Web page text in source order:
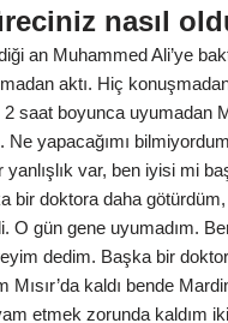
nasıl
an Muhammed Ali’ye
aktı. Hiç
saat boyunca uyumadan
Ne yapacağımı
yanlışlık var, ben iyisi mi
bir doktora daha
O gün gene uyumadım.
dedim. Başka bir
Mısır’da kaldı bende
etmek zorunda kaldım